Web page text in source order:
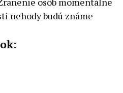
nehody budú známe